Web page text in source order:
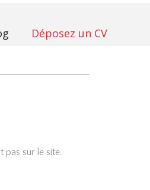
Déposez un CV
pas sur le site.